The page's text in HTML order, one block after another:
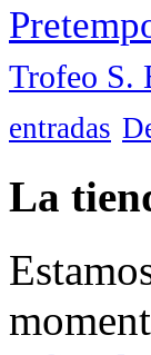
Trofeo S.
entradas
La